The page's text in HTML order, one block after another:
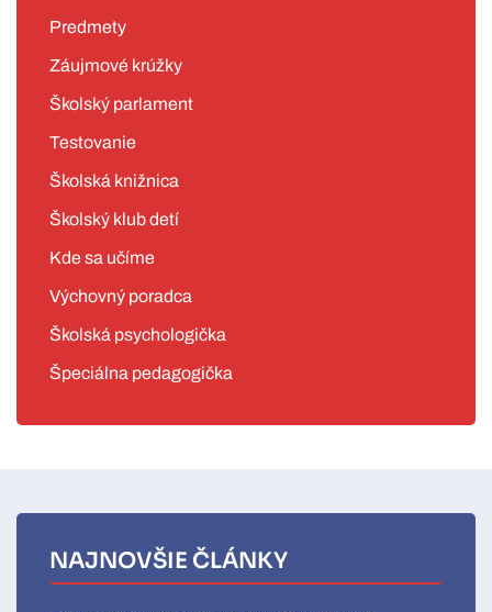
Predmety
Záujmové krúžky
Školský parlament
Testovanie
Školská knižnica
Školský klub detí
Kde sa učíme
Výchovný poradca
Školská psychologička
Špeciálna pedagogička
NAJNOVŠIE ČLÁNKY